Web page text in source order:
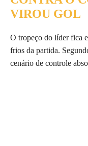
VIROU GOL
O tropeço do líder fica
frios da partida.
cenário de controle